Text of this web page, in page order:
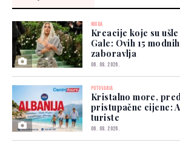
MODA
Kreacije koje su
Gale: Ovih 15
zaboravlja
06. 08. 2026.
PUTOVANJA
Kristalno more,
pristupačne cijene:
turiste
06. 08. 2026.